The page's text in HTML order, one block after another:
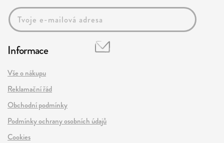
Informace
Vše o nákupu
Reklamační řád
Obchodní podmínky
Podmínky ochrany osobních údajů
Cookies